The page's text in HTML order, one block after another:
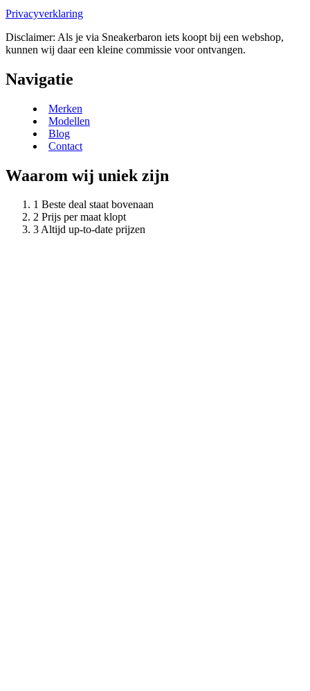
Privacyverklaring
Disclaimer: Als je via Sneakerbaron iets koopt bij een webshop,
kunnen wij daar een kleine commissie voor ontvangen.
Navigatie
Merken
Modellen
Blog
Contact
Waarom wij uniek zijn
Beste deal staat bovenaan
Prijs per maat klopt
Altijd up-to-date prijzen